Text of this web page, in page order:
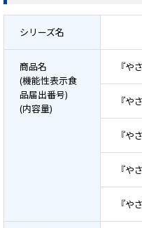
シリーズ名
商品名
(機能性表示食
品届出番号)
(内容量)
『や
『や
『や
『や
『や